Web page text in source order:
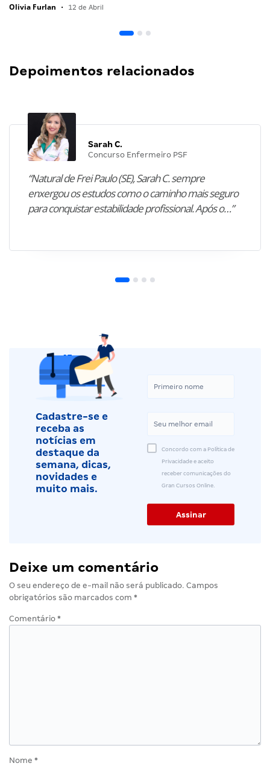
Olivia Furlan • 12 de Abril
Depoimentos relacionados
Sarah C.
Concurso Enfermeiro PSF
“Natural de Frei Paulo (SE), Sarah C. sempre
enxergou os estudos como o caminho mais seguro
para conquistar estabilidade profissional. Após o…”
Cadastre-se e
receba as
notícias em
destaque da
semana, dicas,
novidades e
muito mais.
Concordo com a Política de
Privacidade e aceito
receber comunicações do
Gran Cursos Online.
Deixe um comentário
O seu endereço de e-mail não será publicado. Campos
obrigatórios são marcados com *
Comentário *
Nome *